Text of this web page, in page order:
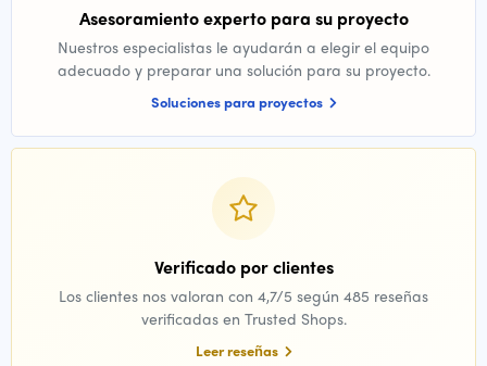
Asesoramiento experto para su proyecto
Nuestros especialistas le ayudarán a elegir el equipo
adecuado y preparar una solución para su proyecto.
Soluciones para proyectos
Verificado por clientes
Los clientes nos valoran con 4,7/5 según 485 reseñas
verificadas en Trusted Shops.
Leer reseñas